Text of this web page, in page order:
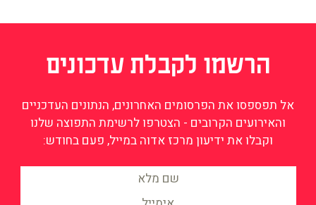
הרשמו לקבלת עדכונים
אל תפספסו את הפרסומים האחרונים, הנתונים העדכניים
והאירועים הקרובים - הצטרפו לרשימת התפוצה שלנו
וקבלו את ידיעון מרכז אדוה במייל, פעם בחודש: